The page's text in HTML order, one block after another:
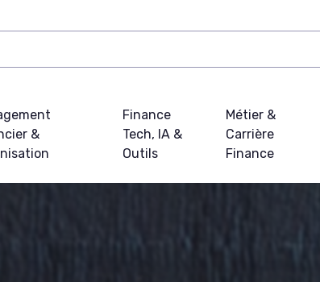
&
Finance
Tech, IA &
Outils
Métier &
Carrière
Finance